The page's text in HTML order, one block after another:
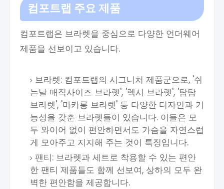
컴포트랩 주요 제품
컴포트랩은 브라렛을 중심으로 다양한 언더웨어
제품을 선보이고 있습니다.
브라렛: 컴포트랩의 시그니처 제품군으로, '쉬
는날 매직사이즈 브라렛', '렉시 브라렛', '탐탐
브라렛', '마카롱 브라렛' 등 다양한 디자인과 기
능성을 갖춘 브라렛들이 있습니다. 이들은 모
두 와이어 없이 편안하면서도 가슴을 자연스럽
게 모아주고 지지해 주는 것이 특징입니다.
팬티: 브라렛과 세트로 착용할 수 있는 편안
한 팬티 제품들도 함께 선보여, 상하의 모두 완
벽한 편안함을 제공합니다.